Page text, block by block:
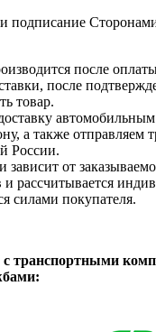
подписание
после
после
товар.
а также отправляем
России.
зависит от
рассчитывается
силами покупателя.
транспортными